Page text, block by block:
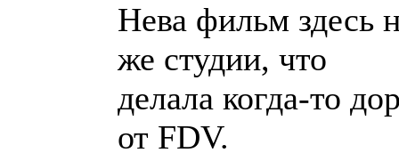
Нева фильм здесь
же студии, что
делала когда-то
от FDV.